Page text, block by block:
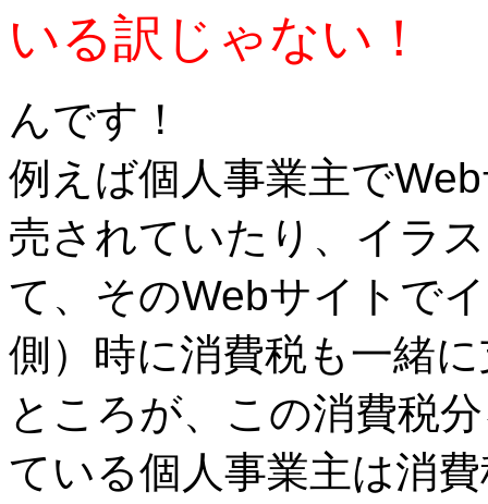
いる訳じゃない！
んです！
例えば個人事業主で
売されていたり、イラ
て、そのWebサイトで
側）時に消費税も一緒
ところが、この消費税
ている個人事業主は消